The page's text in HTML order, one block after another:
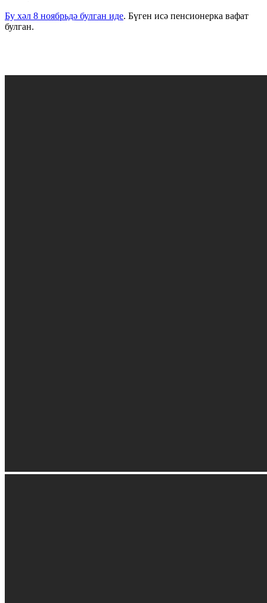
Бу хәл 8 ноябрьдә булган иде. Бүген исә пенсионерка вафат
булган.